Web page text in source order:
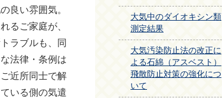
良い雰囲気。
るご家庭が、
ラブルも、同
法律・条例は
近所同士で解
いる側の気遣
大気中のダイオキシン類
測定結果
大気汚染防止法の改正に
よる石綿（アスベスト）
飛散防止対策の強化につ
いて